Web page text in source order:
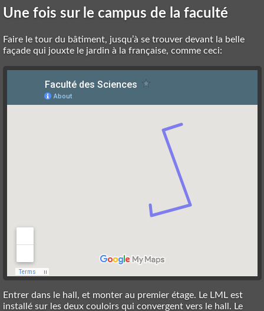
Une fois sur le campus de la faculté
Faire le tour du bâtiment, jusqu’à se trouver devant la belle
façade qui jouxte le jardin à la française, comme ceci:
Entrer dans le hall, et monter au premier étage. Le LML est
installé sur les deux couloirs qui convergent vers le hall. Le